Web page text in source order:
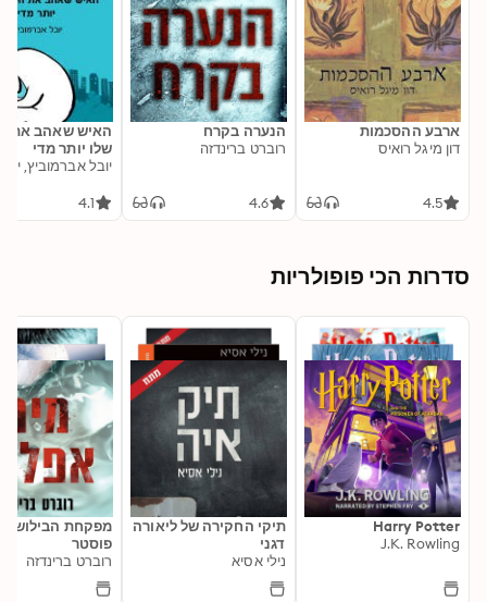
ארבע ההסכמות
דון מיגל רואיס
4.5
הנערה בקרח
רוברט ברינדזה
4.6
האיש שאהב את
שלו יותר מדי
4.1
סדרות הכי פופולריות
Harry Potter
J.K. Rowling
תיקי החקירה של ליאורה
דגני
נילי אסיא
מפקחת הבילוש
פוסטר
רוברט ברינדזה